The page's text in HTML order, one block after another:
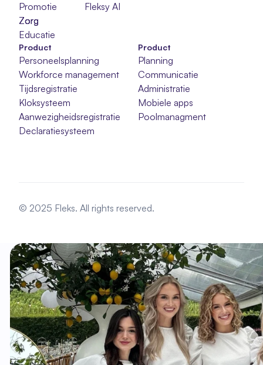
Fleksy AI
Promotie
Zorg
Zorg
Zorg
Educatie
Product
Personeelsplanning
Workforce management
Tijdsregistratie
Kloksysteem
Aanwezigheidsregistratie
Declaratiesysteem
Planning
Communicatie
Administratie
Mobiele apps
Poolmanagment
Product
© 2025 Fleks. All rights reserved.